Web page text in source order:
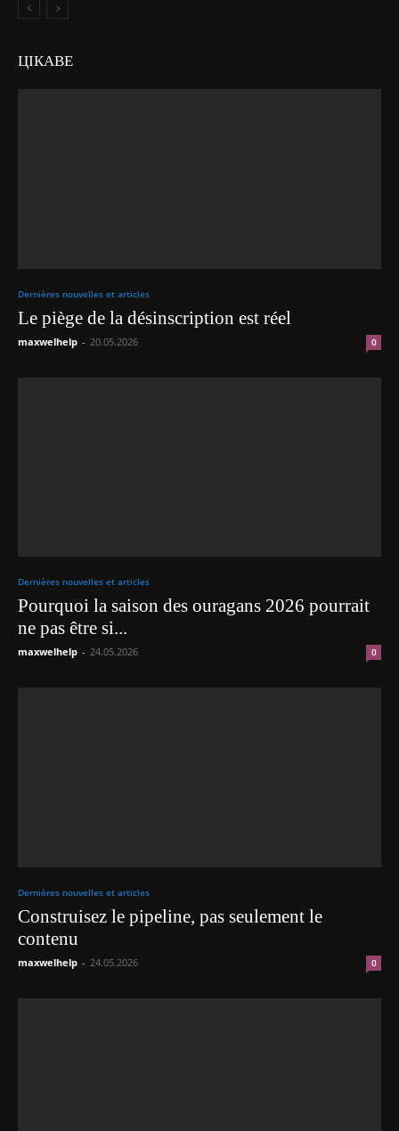
ЦІКАВЕ
Dernières nouvelles et articles
Le piège de la désinscription est réel
maxwelhelp - 20.05.2026 0
Dernières nouvelles et articles
Pourquoi la saison des ouragans 2026 pourrait
ne pas être si...
maxwelhelp - 24.05.2026 0
Dernières nouvelles et articles
Construisez le pipeline, pas seulement le
contenu
maxwelhelp - 24.05.2026 0